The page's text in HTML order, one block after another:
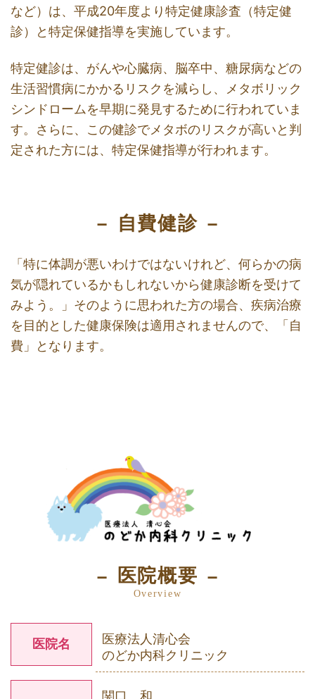
など）は、平成20年度より特定健康診査（特定健
診）と特定保健指導を実施しています。
特定健診は、がんや心臓病、脳卒中、糖尿病などの
生活習慣病にかかるリスクを減らし、メタボリック
シンドロームを早期に発見するために行われていま
す。さらに、この健診でメタボのリスクが高いと判
定された方には、特定保健指導が行われます。
自費健診
「特に体調が悪いわけではないけれど、何らかの病
気が隠れているかもしれないから健康診断を受けて
みよう。」そのように思われた方の場合、疾病治療
を目的とした健康保険は適用されませんので、「自
費」となります。
医院概要
Overview
医院名
医療法人清心会
のどか内科クリニック
関口 和